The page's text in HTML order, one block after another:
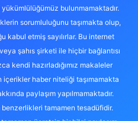
bulunmamaktadır.
sorumluluğunu taşımakta olup,
kabul etmiş sayılırlar. Bu internet
şahıs şirketi ile hiçbir bağlantısı
kendi hazırladığımız makaleler
içerikler haber niteliği taşımamakta
paylaşım yapılmamaktadır.
tamamen tesadüfidir.